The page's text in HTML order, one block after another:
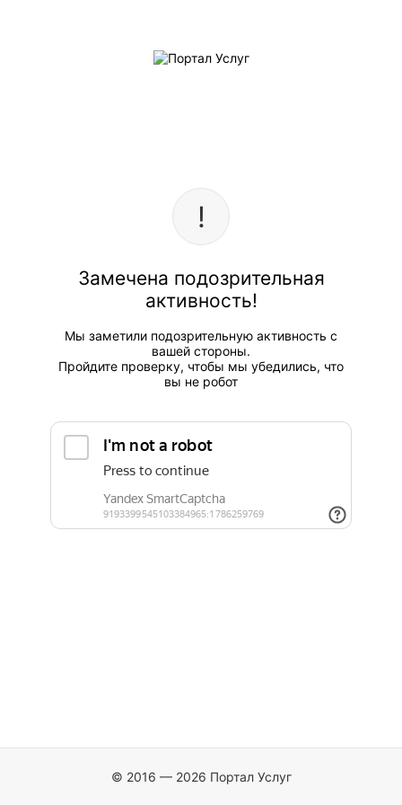
Замечена подозрительная
активность!
Мы заметили подозрительную активность с
вашей стороны.
Пройдите проверку, чтобы мы убедились, что
вы не робот
© 2016 — 2026 Портал Услуг